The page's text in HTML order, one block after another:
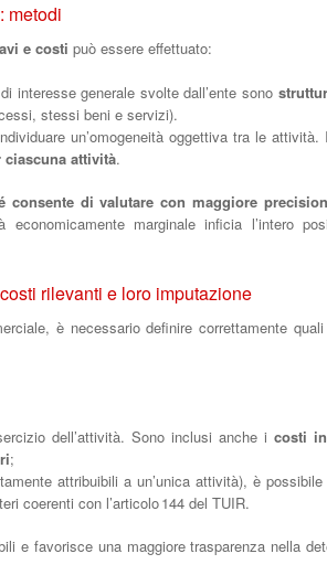
metodi
e costi può essere effettuato:
interesse generale svolte dall’ente sono
stessi beni e servizi).
un’omogeneità oggettiva tra le attività.
attività.
consente di valutare con maggiore
economicamente marginale inficia l’intero
rilevanti e loro imputazione
è necessario definire correttamente
dell’attività. Sono inclusi anche icosti
;
attribuibili a un’unica attività), è possibile
coerenti con l’articolo 144 del TUIR.
e favorisce una maggiore trasparenza nella